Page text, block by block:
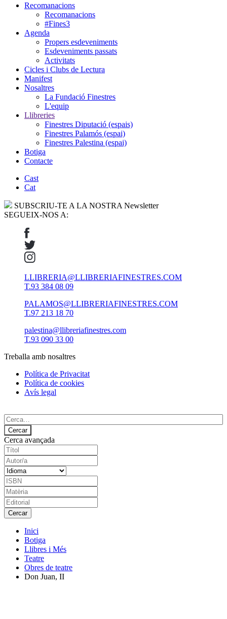
Recomanacions
Recomanacions
#Fines3
Agenda
Propers esdeveniments
Esdeveniments passats
Activitats
Cicles i Clubs de Lectura
Manifest
Nosaltres
La Fundació Finestres
L'equip
Llibreries
Finestres Diputació (espais)
Finestres Palamós (espai)
Finestres Palestina (espai)
Botiga
Contacte
Cast
Cat
SUBSCRIU-TE A LA NOSTRA Newsletter
SEGUEIX-NOS A:
LLIBRERIA@LLIBRERIAFINESTRES.COM
T.93 384 08 09
PALAMOS@LLIBRERIAFINESTRES.COM
T.97 213 18 70
palestina@llibreriafinestres.com
T.93 090 33 00
Treballa amb nosaltres
Política de Privacitat
Política de cookies
Avís legal
Cerca avançada
Inici
Botiga
Llibres i Més
Teatre
Obres de teatre
Don Juan, II